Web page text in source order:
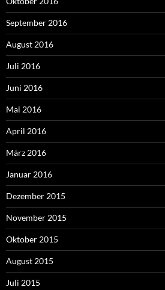
September 2016
August 2016
Juli 2016
Juni 2016
Mai 2016
April 2016
März 2016
Januar 2016
Dezember 2015
November 2015
Oktober 2015
August 2015
Juli 2015